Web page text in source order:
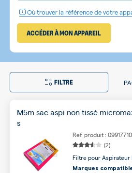
Où trouver la référence de votre
ACCÉDER À MON APPAREIL
FILTRE
M5m sac aspi non tissé
s
Ref. produit : 09917710
(2)
Filtre pour Aspirateur
Marques